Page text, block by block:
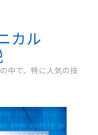
カル
中で、特に人気の技